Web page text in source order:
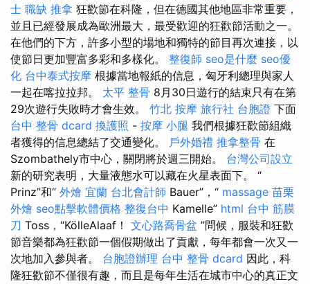
士 職缺 推拿 狂歡節在科隆，但在德國其他地區非常重要，
並且已經發展成為歐洲最大，最受歡迎的狂歡節活動之一。
在他們的下方，許多小型的場地和獨特的節目再次連接，以
使節日更加豐富多彩和多樣化。 整復師 seo是什麼 seo優
化 台中泰式按摩 根據當地報紙的信息，匈牙利總理與家人
一起在喀拉拉邦。 太平 整骨 8月30日遊行的結束只有在第
29次遊行失敗時才會生效。 竹北 按摩 旅行社 台胞證 下面
台中 整骨 dcard 換護照 - 按摩 小腿 我們根據狂歡節組織
者獲得的信息總結了交通變化。 戶外婚禮 推拿整骨 在
Szombathely市中心，關閉將於週三開始。 台灣公司設立
新的研究表明，大量液態水可以藏在火星表面下。 “
Prinz”和“ 外燴 宜蘭 台北會計師 Bauer”，“ massage 苗栗
外燴 seo點擊軟體價格 整復台中 Kamelle” html 台中 筋膜
刀 Toss，“KölleAlaaf！ 文心路喬骨盆 ”問候，服裝和狂歡
節音樂都為狂歡節一個假期做出了貢獻，每年都會一次又一
次地加入參與者。 台胞證辦理 台中 整骨 dcard 因此，科
隆狂歡節不僅很有趣，而且是每年生活在城市中心的真正文